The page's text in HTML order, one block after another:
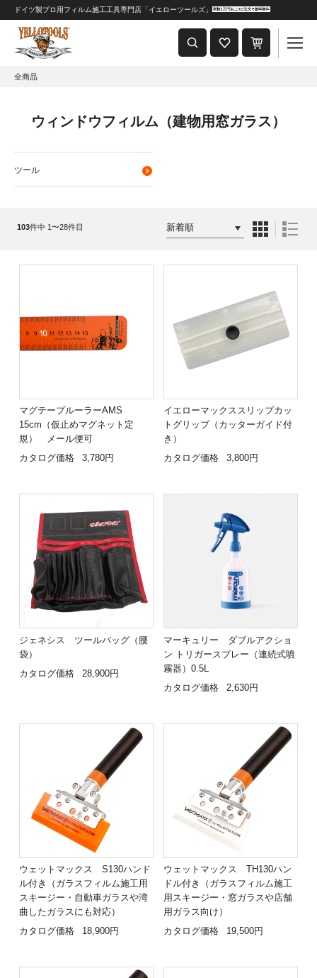
重要なおしらせ
2024年8月1日 価格改定につきまして
ドイツ製プロ用フィルム施工工具専門店「イエローツールズ」
全商品
ウィンドウフィルム（建物用窓ガラス）
ツール
103件中 1〜28件目
マグテープルーラーAMS
15cm（仮止めマグネット定
規） メール便可
カタログ価格
3,780円
イエローマックススリップカッ
トグリップ（カッターガイド付
き）
カタログ価格
3,800円
ジェネシス ツールバッグ（腰
袋）
カタログ価格
28,900円
マーキュリー ダブルアクショ
ン トリガースプレー（連続式噴
霧器）0.5L
カタログ価格
2,630円
ウェットマックス S130ハンド
ル付き（ガラスフィルム施工用
スキージー・自動車ガラスや湾
曲したガラスにも対応）
カタログ価格
18,900円
ウェットマックス TH130ハン
ドル付き（ガラスフィルム施工
用スキージー・窓ガラスや店舗
用ガラス向け）
カタログ価格
19,500円